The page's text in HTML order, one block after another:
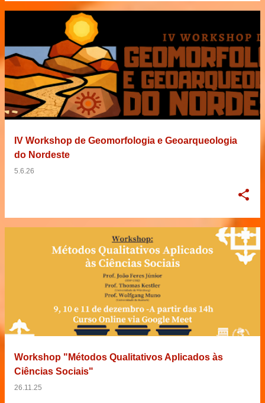
IV Workshop de Geomorfologia e Geoarqueologia
do Nordeste
5.6.26
Workshop "Métodos Qualitativos Aplicados às
Ciências Sociais"
26.11.25